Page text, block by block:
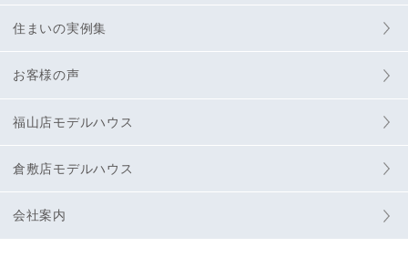
住まいの実例集
お客様の声
福山店モデルハウス
倉敷店モデルハウス
会社案内